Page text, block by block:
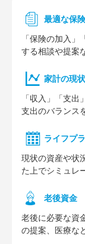
最適な保
「保険の加入
する相談や提案
家計の現
「収入」「支出
支出のバランス
ライフプ
現状の資産や状
た上でシミュレ
⽼後資⾦
老後に必要な資
の提案、医療な